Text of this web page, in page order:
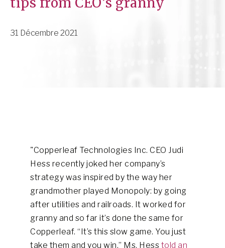
31 Décembre 2021
"Copperleaf Technologies Inc. CEO Judi
Hess recently joked her company’s
strategy was inspired by the way her
grandmother played Monopoly: by going
after utilities and railroads. It worked for
granny and so far it’s done the same for
Copperleaf. “It’s this slow game. You just
take them and you win,” Ms. Hess told an